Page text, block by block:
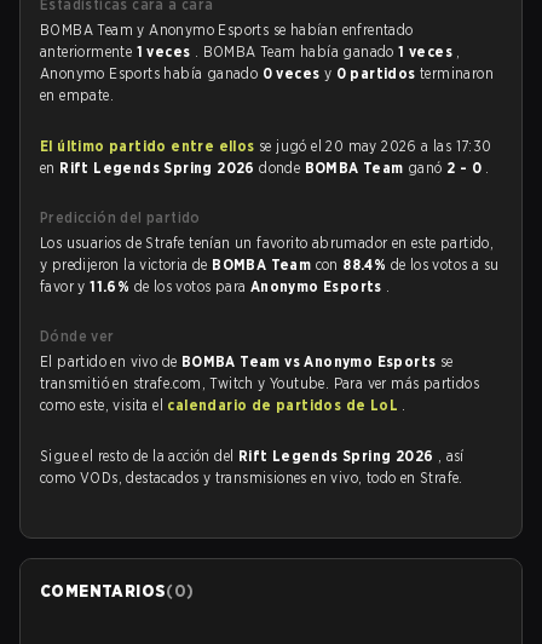
Estadísticas cara a cara
BOMBA Team y Anonymo Esports se habían enfrentado
anteriormente 1 veces . BOMBA Team había ganado1 veces ,
Anonymo Esports había ganado 0 veces y 0 partidosterminaron
en empate.
El último partido entre ellos se jugó el 20 may 2026 a las 17:30
en Rift Legends Spring 2026donde BOMBA Team ganó 2 - 0 .
Predicción del partido
Los usuarios de Strafe tenían un favorito abrumador en este partido,
y predijeron la victoria de BOMBA Team con 88.4% de los votos a su
favor y11.6% de los votos para Anonymo Esports .
Dónde ver
El partido en vivo de BOMBA Team vs Anonymo Esports se
transmitió en strafe.com, Twitch y Youtube. Para ver más partidos
como este, visita el calendario de partidos de LoL .
Sigue el resto de la acción del Rift Legends Spring 2026 , así
como VODs, destacados y transmisiones en vivo, todo en Strafe.
COMENTARIOS(0)